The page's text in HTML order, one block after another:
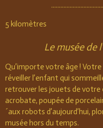
5 kilomètres
Le musée de
Qu’importe votre âge !
réveiller l’enfant qui
retrouver les jouets de votre
acrobate, poupée de
´aux robots d’aujourd’hui,
musée hors du temps.